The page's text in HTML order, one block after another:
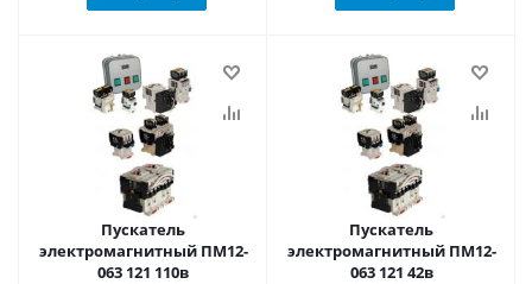
Пускатель
электромагнитный ПМ12-
063 121 110в
Пускатель
электромагнитный ПМ12-
063 121 42в